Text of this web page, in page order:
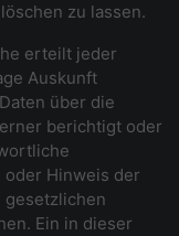
zu lassen.
erteilt jeder
Auskunft
über die
berichtigt oder
oder Hinweis der
gesetzlichen
Ein in dieser